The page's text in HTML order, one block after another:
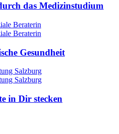
das Medizinstudium
Gesundheit
in Dir stecken